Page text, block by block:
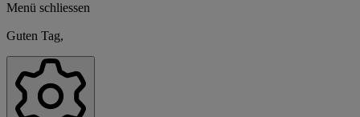
Menü schliessen
Guten Tag,